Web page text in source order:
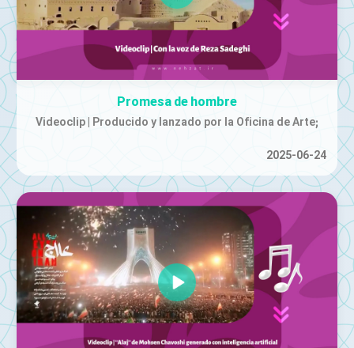
Promesa de hombre
Videoclip | Producido y lanzado por la Oficina de Arte;
2025-06-24